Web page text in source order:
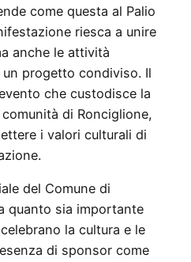
come questa al Palio
riesca a unire
anche le attività
progetto condiviso. Il
che custodisce la
di Ronciglione,
i valori culturali di
del Comune di
quanto sia importante
la cultura e le
di sponsor come